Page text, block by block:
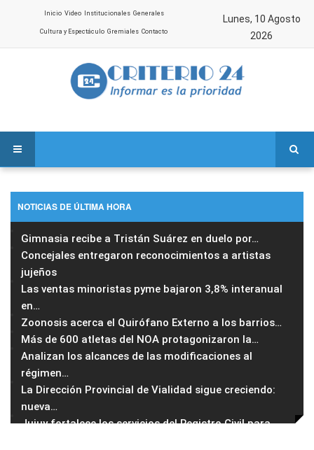
Inicio Video Institucionales Generales
Cultura y Espectáculo Gremiales Contacto
Lunes, 10 Agosto
2026
NOTICIAS DE ÚLTIMA HORA
Gimnasia recibe a Tristán Suárez en duelo por…
Concejales entregaron reconocimientos a artistas
jujeños
Las ventas minoristas pyme bajaron 3,8% interanual
en…
Zoonosis acerca el Quirófano Externo a los barrios…
Más de 600 atletas del NOA protagonizaron la…
Analizan los alcances de las modificaciones al
régimen…
La Dirección Provincial de Vialidad sigue creciendo:
nueva…
Jujuy fortalece los servicios del Registro Civil para…